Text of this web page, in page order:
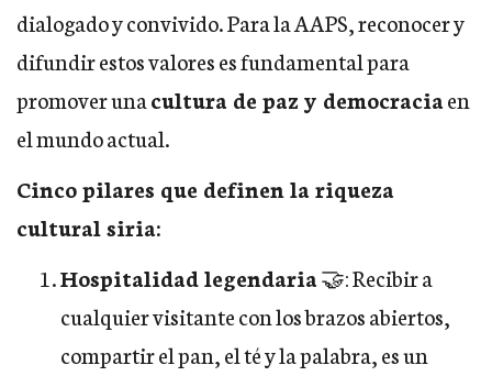
dialogado y convivido. Para la AAPS, reconocer y
difundir estos valores es fundamental para
promover unacultura de paz y democraciaen
el mundo actual.
Cinco pilares que definen la riqueza
cultural siria:
Hospitalidad legendaria🤝: Recibir a
cualquier visitante con los brazos abiertos,
compartir el pan, el té y la palabra, es un